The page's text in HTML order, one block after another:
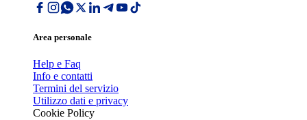
Area personale
Help e Faq
Info e contatti
Termini del servizio
Utilizzo dati e privacy
Cookie Policy